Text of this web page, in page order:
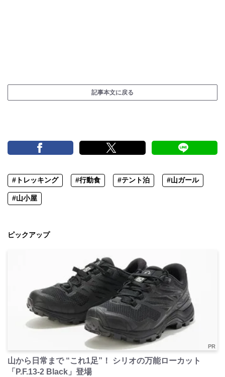
記事本文に戻る
#トレッキング #行動食 #テント泊 #山ガール
#山小屋
ピックアップ
PR
山から日常まで “これ1足”！ シリオの万能ローカット
「P.F.13-2 Black」登場